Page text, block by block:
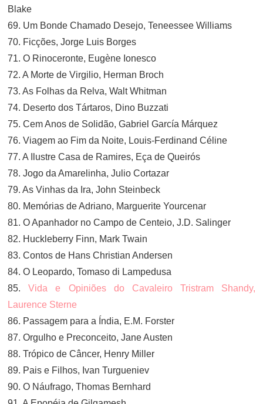
Blake
69. Um Bonde Chamado Desejo, Teneessee Williams
70. Ficções, Jorge Luis Borges
71. O Rinoceronte, Eugène Ionesco
72. A Morte de Virgilio, Herman Broch
73. As Folhas da Relva, Walt Whitman
74. Deserto dos Tártaros, Dino Buzzati
75. Cem Anos de Solidão, Gabriel García Márquez
76. Viagem ao Fim da Noite, Louis-Ferdinand Céline
77. A Ilustre Casa de Ramires, Eça de Queirós
78. Jogo da Amarelinha, Julio Cortazar
79. As Vinhas da Ira, John Steinbeck
80. Memórias de Adriano, Marguerite Yourcenar
81. O Apanhador no Campo de Centeio, J.D. Salinger
82. Huckleberry Finn, Mark Twain
83. Contos de Hans Christian Andersen
84. O Leopardo, Tomaso di Lampedusa
85.Vida e Opiniões do Cavaleiro Tristram Shandy,
Laurence Sterne
86. Passagem para a Índia, E.M. Forster
87. Orgulho e Preconceito, Jane Austen
88. Trópico de Câncer, Henry Miller
89. Pais e Filhos, Ivan Turgueniev
90. O Náufrago, Thomas Bernhard